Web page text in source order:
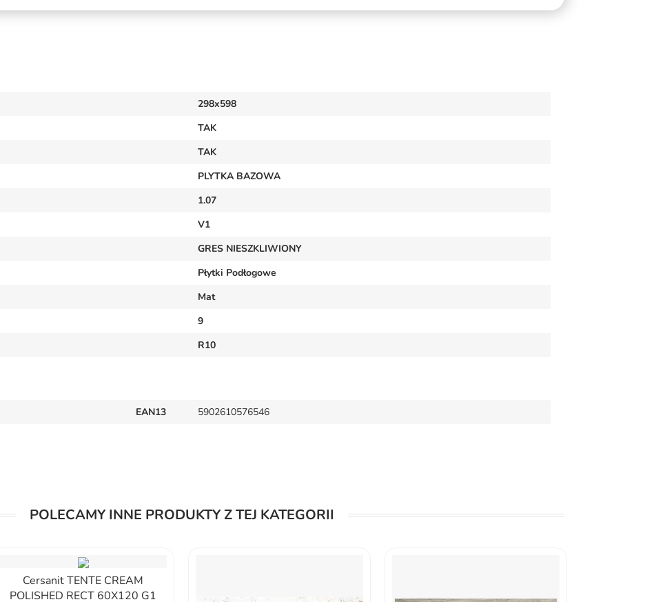
298x598
TAK
TAK
PLYTKA BAZOWA
1.07
V1
GRES NIESZKLIWIONY
Płytki Podłogowe
Mat
9
R10
EAN13 5902610576546
POLECAMY INNE PRODUKTY Z TEJ KATEGORII
Cersanit TENTE CREAM
POLISHED RECT 60X120 G1